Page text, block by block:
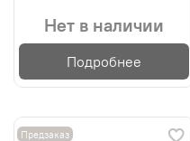
Нет в наличии
Подробнее
Предзаказ